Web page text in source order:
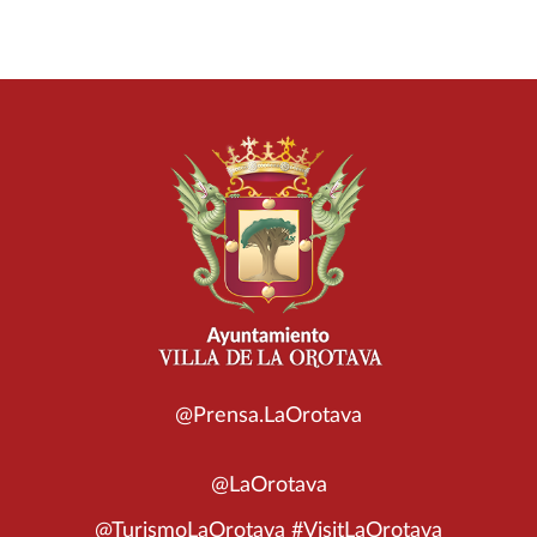
@Prensa.LaOrotava
@LaOrotava
@TurismoLaOrotava #VisitLaOrotava